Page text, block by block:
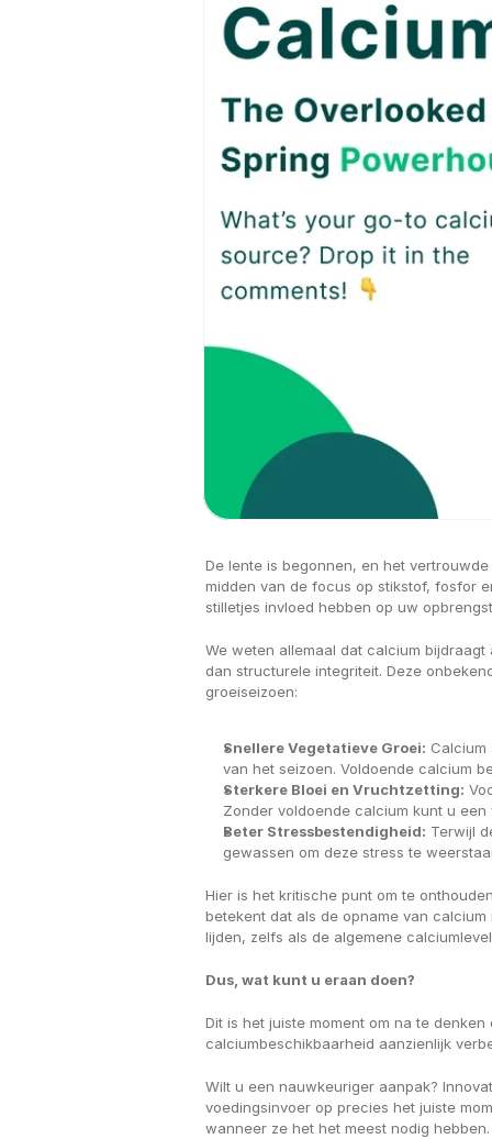
De lente is begonnen, en het
midden van de focus op stikstof, fosfor
stilletjes invloed hebben op uw
We weten allemaal dat calcium
dan structurele integriteit. Deze
groeiseizoen:
Snellere Vegetatieve Groei:
van het seizoen. Voldoende calcium
Sterkere Bloei en Vruchtzetting:
Zonder voldoende calcium kunt u
Beter Stressbestendigheid: Terwijl
gewassen om deze stress te
Hier is het kritische punt om te
betekent dat als de opname van
lijden, zelfs als de algemene
Dus, wat kunt u eraan doen?
Dit is het juiste moment om na te
calciumbeschikbaarheid aanzienlijk
Wilt u een nauwkeuriger aanpak?
voedingsinvoer op precies het juiste
wanneer ze het het meest nodig hebben.